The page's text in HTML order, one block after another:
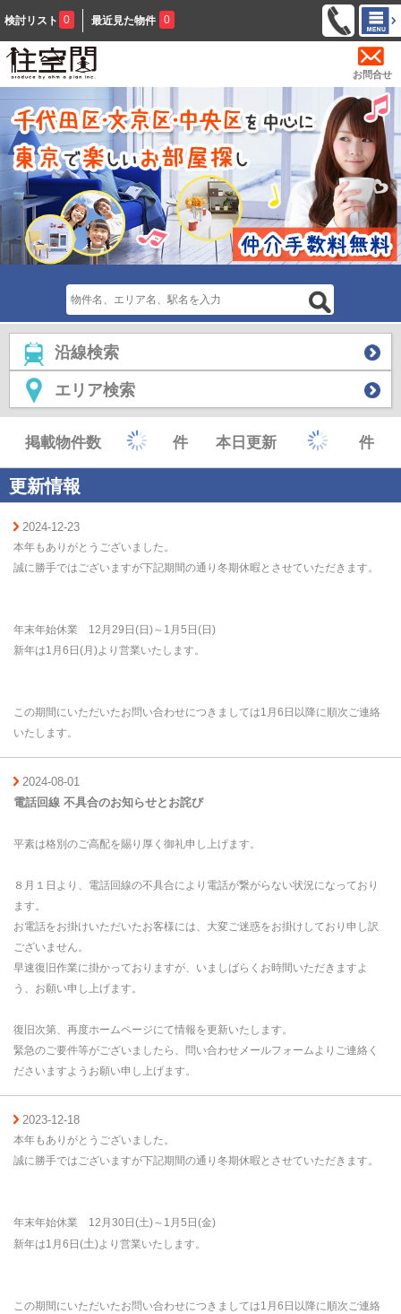
検討リスト 0 最近見た物件 0
お問合せ
沿線検索
エリア検索
掲載物件数 件 本日更新 件
更新情報
2024-12-23
本年もありがとうございました。
誠に勝手ではございますが下記期間の通り冬期休暇とさせていただきます。
年末年始休業 12月29日(日)～1月5日(日)
新年は1月6日(月)より営業いたします。
この期間にいただいたお問い合わせにつきましては1月6日以降に順次ご連絡
いたします。
2024-08-01
電話回線 不具合のお知らせとお詫び
平素は格別のご高配を賜り厚く御礼申し上げます。
８月１日より、電話回線の不具合により電話が繋がらない状況になっており
ます。
お電話をお掛けいただいたお客様には、大変ご迷惑をお掛けしており申し訳
ございません。
早速復旧作業に掛かっておりますが、いましばらくお時間いただきますよ
う、お願い申し上げます。
復旧次第、再度ホームページにて情報を更新いたします。
緊急のご要件等がございましたら、問い合わせメールフォームよりご連絡 く
ださいますようお願い申し上げます。
2023-12-18
本年もありがとうございました。
誠に勝手ではございますが下記期間の通り冬期休暇とさせていただきます。
年末年始休業 12月30日(土)～1月5日(金)
新年は1月6日(土)より営業いたします。
この期間にいただいたお問い合わせにつきましては1月6日以降に順次ご連絡